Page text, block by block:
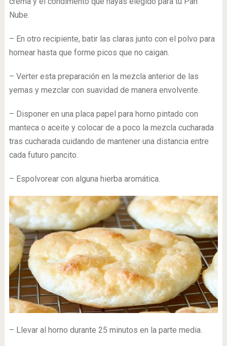
Nube.
– En otro recipiente, batir las claras junto con el polvo para
hornear hasta que forme picos que no caigan.
– Verter esta preparación en la mezcla anterior de las
yemas y mezclar con suavidad de manera envolvente.
– Disponer en una placa papel para horno pintado con
manteca o aceite y colocar de a poco la mezcla cucharada
tras cucharada cuidando de mantener una distancia entre
cada futuro pancito.
– Espolvorear con alguna hierba aromática.
– Llevar al horno durante 25 minutos en la parte media.